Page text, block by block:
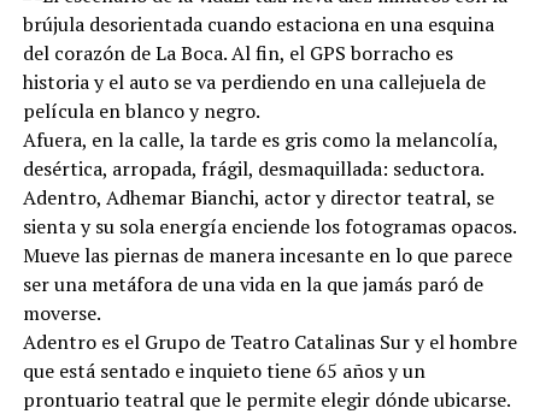
brújula desorientada cuando estaciona en una esquina
del corazón de La Boca. Al fin, el GPS borracho es
historia y el auto se va perdiendo en una callejuela de
película en blanco y negro.
Afuera, en la calle, la tarde es gris como la melancolía,
desértica, arropada, frágil, desmaquillada: seductora.
Adentro, Adhemar Bianchi, actor y director teatral, se
sienta y su sola energía enciende los fotogramas opacos.
Mueve las piernas de manera incesante en lo que parece
ser una metáfora de una vida en la que jamás paró de
moverse.
Adentro es el Grupo de Teatro Catalinas Sur y el hombre
que está sentado e inquieto tiene 65 años y un
prontuario teatral que le permite elegir dónde ubicarse.